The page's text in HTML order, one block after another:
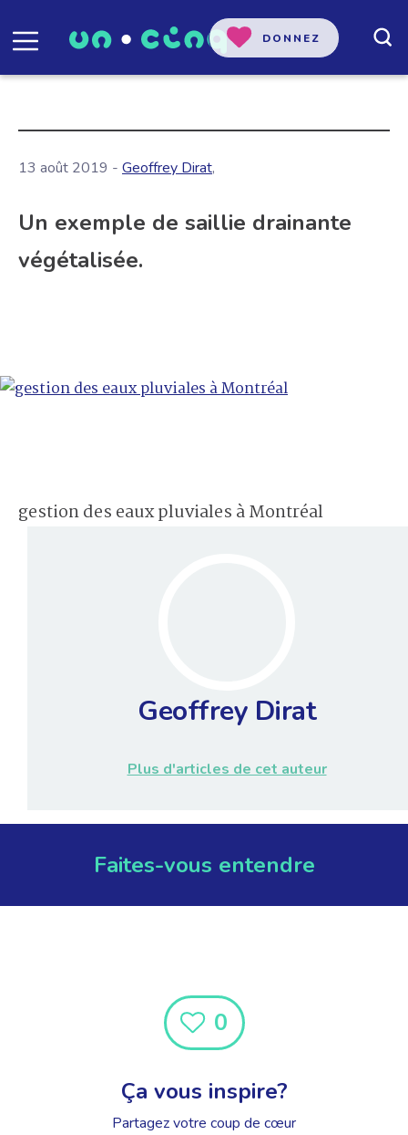
DONNEZ
13 août 2019 - Geoffrey Dirat,
Un exemple de saillie drainante
végétalisée.
gestion des eaux pluviales à Montréal
Geoffrey Dirat
Plus d'articles de cet auteur
Faites-vous entendre
0
Ça vous inspire?
Partagez votre coup de cœur